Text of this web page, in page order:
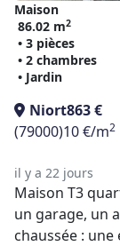
Maison
86.02 m2
• 3 pièces
• 2 chambres
• Jardin
Niort863 €
(79000)10 €/m2
il y a 22 jours
Maison T3
un garage, un
chaussée :